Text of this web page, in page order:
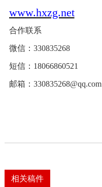
www.hxzg.net
合作联系
微信： 330835268
短信： 18066860521
邮箱： 330835268@qq.com
相关稿件